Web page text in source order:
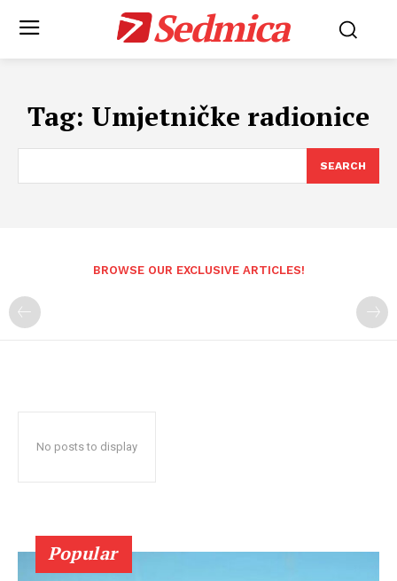
Sedmica
Tag: Umjetničke radionice
SEARCH
BROWSE OUR EXCLUSIVE ARTICLES!
No posts to display
Popular